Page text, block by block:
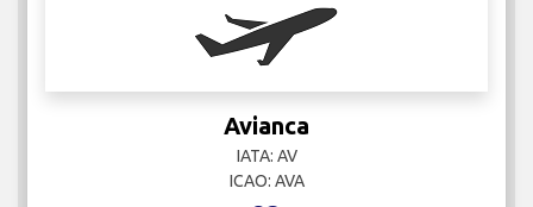
Avianca
IATA: AV
ICAO: AVA